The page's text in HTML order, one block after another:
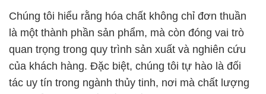
Chúng tôi hiểu rằng hóa chất không chỉ đơn thuần
là một thành phần sản phẩm, mà còn đóng vai trò
quan trọng trong quy trình sản xuất và nghiên cứu
của khách hàng. Đặc biệt, chúng tôi tự hào là đối
tác uy tín trong ngành thủy tinh, nơi mà chất lượng